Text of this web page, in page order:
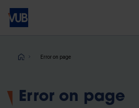
Skip
main
Breadcrumb
Error on page
Error on page